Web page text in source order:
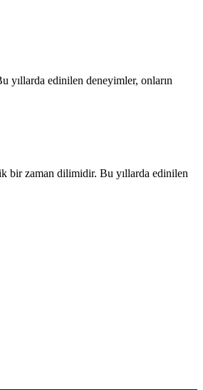
yıllarda edinilen deneyimler, onların
bir zaman dilimidir. Bu yıllarda edinilen